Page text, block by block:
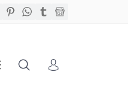
DİĞER